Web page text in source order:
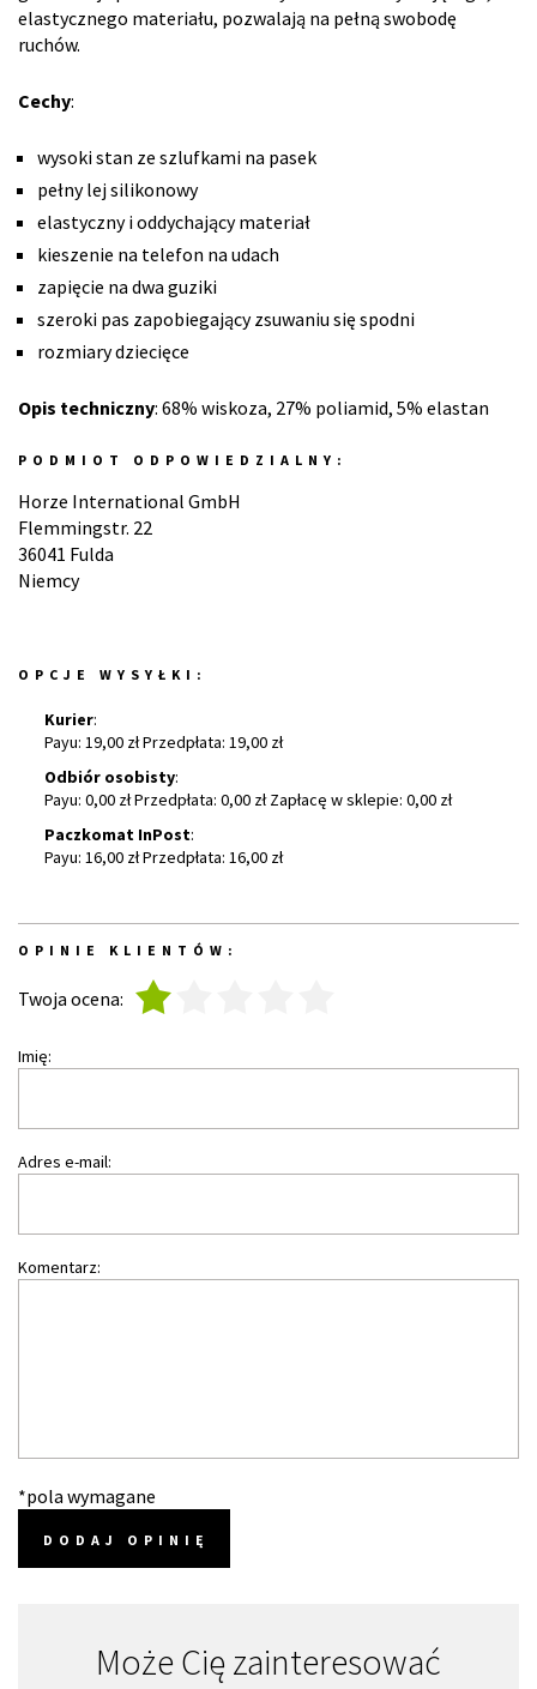
elastycznego materiału, pozwalają na pełną swobodę
ruchów.
Cechy:
wysoki stan ze szlufkami na pasek
pełny lej silikonowy
elastyczny i oddychający materiał
kieszenie na telefon na udach
zapięcie na dwa guziki
szeroki pas zapobiegający zsuwaniu się spodni
rozmiary dziecięce
Opis techniczny: 68% wiskoza, 27% poliamid, 5% elastan
PODMIOT ODPOWIEDZIALNY:
Horze International GmbH
Flemmingstr. 22
36041 Fulda
Niemcy
OPCJE WYSYŁKI:
Kurier:
Payu: 19,00 zł Przedpłata: 19,00 zł
Odbiór osobisty:
Payu: 0,00 zł Przedpłata: 0,00 zł Zapłacę w sklepie: 0,00 zł
Paczkomat InPost:
Payu: 16,00 zł Przedpłata: 16,00 zł
OPINIE KLIENTÓW:
Twoja ocena:
Imię:
Adres e-mail:
Komentarz:
*pola wymagane
DODAJ OPINIĘ
Może Cię zainteresować